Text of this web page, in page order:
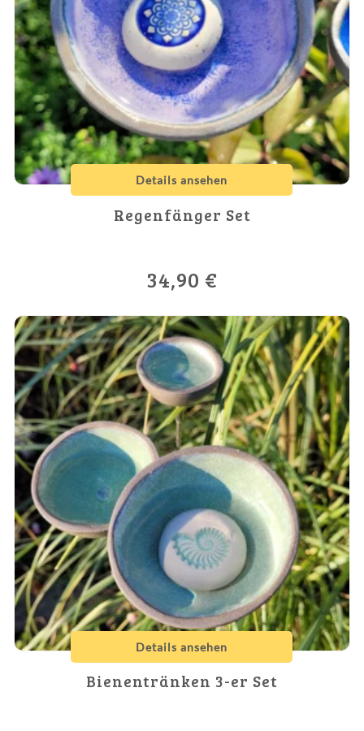
Regenfänger Set
34,90 €
Details ansehen
Bienentränken 3-er Set
Details ansehen